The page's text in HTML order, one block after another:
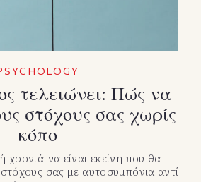
τελειώνει: Πώς να
στόχους σας χωρίς
κόπο
χρονιά να είναι εκείνη που θα
σας με αυτοσυμπόνια αντί